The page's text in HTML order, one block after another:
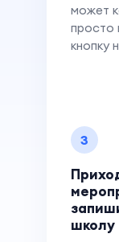
может
просто
кнопку
3
школу